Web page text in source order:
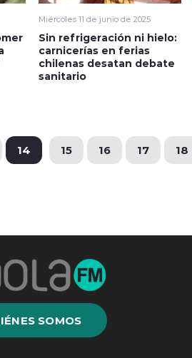
Miércoles 11 de junio de 2025
Sin refrigeración ni hielo:
carnicerías en ferias
chilenas desatan debate
sanitario
14 15 16 17 18
SOMOS